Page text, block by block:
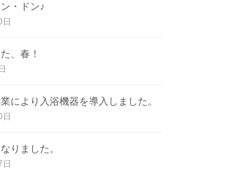
・ドン♪
、春！
により入浴機器を導入しました。
りました。